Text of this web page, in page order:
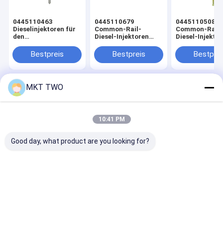
0445110463
Dieselinjektoren für
den
Bestpreis
0445110679
Common-Rail-
Diesel-Injektoren
Bestpreis
0445110508
Common-Rail-
Diesel-
Startseite
Sitemap
Privacy policy
Common-Rail-PrüfstandChina Fabrik.Copyright © 2026
Wuxi jia Miao Technology Co.ltd. All Rights Reserved.
MKT TWO
10:41 PM
Good day, what product are you looking for?